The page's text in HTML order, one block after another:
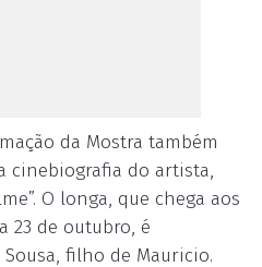
da Mostra também
cinebiografia do artista,
O longa, que chega aos
23 de outubro, é
filho de Mauricio.